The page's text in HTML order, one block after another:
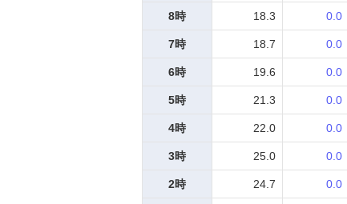
8時 18.3 0.0
7時 18.7 0.0
6時 19.6 0.0
5時 21.3 0.0
4時 22.0 0.0
3時 25.0 0.0
2時 24.7 0.0